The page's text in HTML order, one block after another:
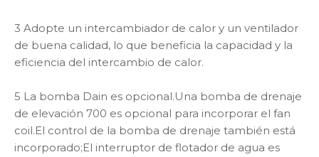
3 Adopte un intercambiador de calor y un ventilador
de buena calidad, lo que beneficia la capacidad y la
eficiencia del intercambio de calor.
5 La bomba Dain es opcional.Una bomba de drenaje
de elevación 700 es opcional para incorporar el fan
coil.El control de la bomba de drenaje también está
incorporado;El interruptor de flotador de agua es